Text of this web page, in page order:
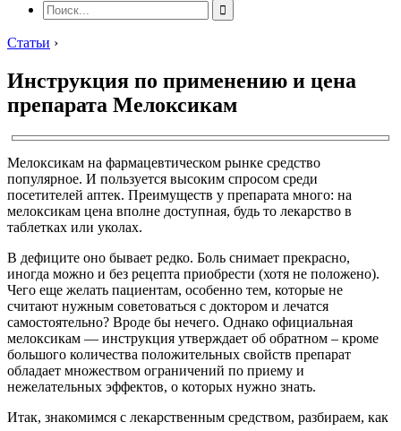
Статьи ›
Инструкция по применению и цена
препарата Мелоксикам
Мелоксикам на фармацевтическом рынке средство
популярное. И пользуется высоким спросом среди
посетителей аптек. Преимуществ у препарата много: на
мелоксикам цена вполне доступная, будь то лекарство в
таблетках или уколах.
В дефиците оно бывает редко. Боль снимает прекрасно,
иногда можно и без рецепта приобрести (хотя не положено).
Чего еще желать пациентам, особенно тем, которые не
считают нужным советоваться с доктором и лечатся
самостоятельно? Вроде бы нечего. Однако официальная
мелоксикам — инструкция утверждает об обратном – кроме
большого количества положительных свойств препарат
обладает множеством ограничений по приему и
нежелательных эффектов, о которых нужно знать.
Итак, знакомимся с лекарственным средством, разбираем, как